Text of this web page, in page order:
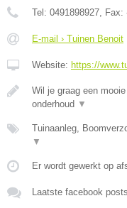
Tel: 0491898927, Fax:
E-mail › Tuinen Benoit
Website: https://
Wil je graag een
onderhoud ▼
Tuinaanleg,
▼
Er wordt gewerkt op
Laatste facebook posts